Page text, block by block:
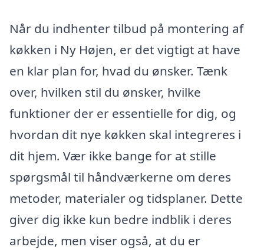
Når du indhenter tilbud på montering af
køkken i Ny Højen, er det vigtigt at have
en klar plan for, hvad du ønsker. Tænk
over, hvilken stil du ønsker, hvilke
funktioner der er essentielle for dig, og
hvordan dit nye køkken skal integreres i
dit hjem. Vær ikke bange for at stille
spørgsmål til håndværkerne om deres
metoder, materialer og tidsplaner. Dette
giver dig ikke kun bedre indblik i deres
arbejde, men viser også, at du er